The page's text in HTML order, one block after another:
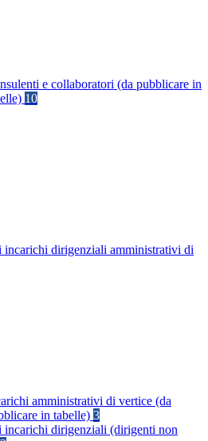
e collaboratori (da pubblicare in
10
incarichi dirigenziali amministrativi di
amministrativi di vertice (da
in tabelle) 3
incarichi dirigenziali (dirigenti non